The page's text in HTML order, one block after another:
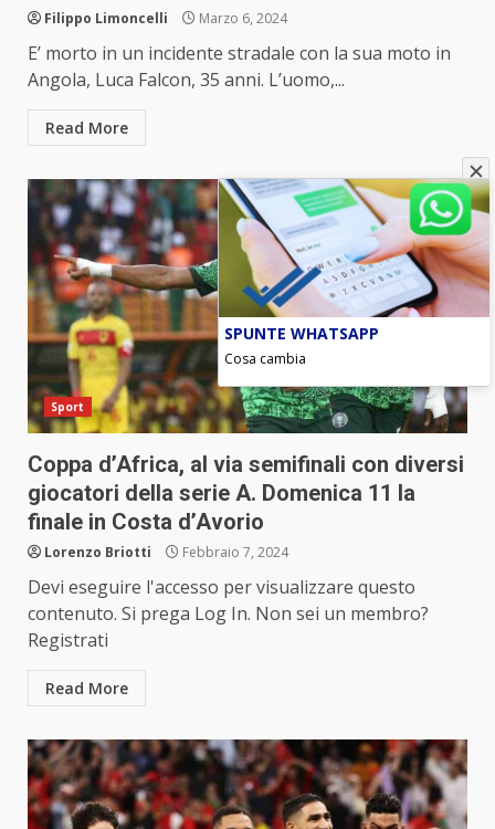
Filippo Limoncelli Marzo 6, 2024
E’ morto in un incidente stradale con la sua moto in
Angola, Luca Falcon, 35 anni. L’uomo,...
Read More
Sport
Coppa d’Africa, al via semifinali con diversi
giocatori della serie A. Domenica 11 la
finale in Costa d’Avorio
Lorenzo Briotti Febbraio 7, 2024
Devi eseguire l'accesso per visualizzare questo
contenuto. Si prega Log In. Non sei un membro?
Registrati
Read More
SPUNTE WHATSAPP
Cosa cambia